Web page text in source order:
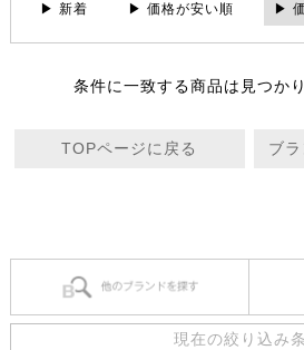
▶ 新着 ▶ 価格が安い順 ▶
条件に一致する商品は見つか
TOPページに戻る ブ
現在の絞り込み